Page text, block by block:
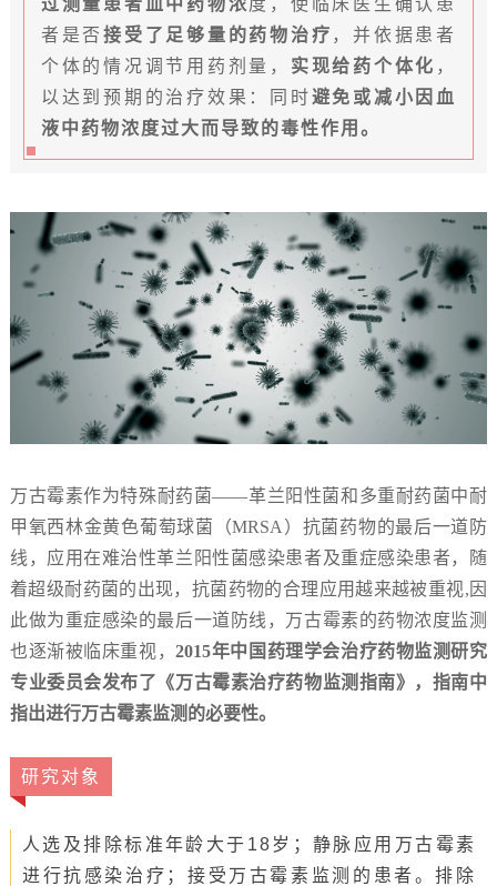
过测量患者血中药物浓度，使临床医生确认患
者是否接受了足够量的药物治疗 ，并依据患者
个体的情况调节用药剂量， 实现给药个体化 ，
以达到预期的治疗效果：同时避免或减小因血
液中药物浓度过大而导致的毒性作用。
万古霉素作为特殊耐药菌——革兰阳性菌和多重耐药菌中耐
甲氧西林金黄色葡萄球菌（MRSA）抗菌药物的最后一道防
线，应用在难治性革兰阳性菌感染患者及重症感染患者，随
着超级耐药菌的出现，抗菌药物的合理应用越来越被重视,因
此做为重症感染的最后一道防线，万古霉素的药物浓度监测
也逐渐被临床重视，2015年中国药理学会治疗药物监测研究
专业委员会发布了《万古霉素治疗药物监测指南》，指南中
指出进行万古霉素监测的必要性。
研究对象
人选及排除标准年龄大于18岁；静脉应用万古霉素
进行抗感染治疗；接受万古霉素监测的患者。排除